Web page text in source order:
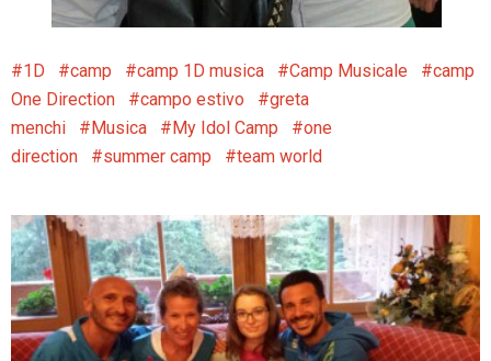
1D camp camp 1D musica Camp Musicale
camp
One Direction
campo estivo
greta
menchi
Musica My Idol Camp
one
direction
summer camp team world